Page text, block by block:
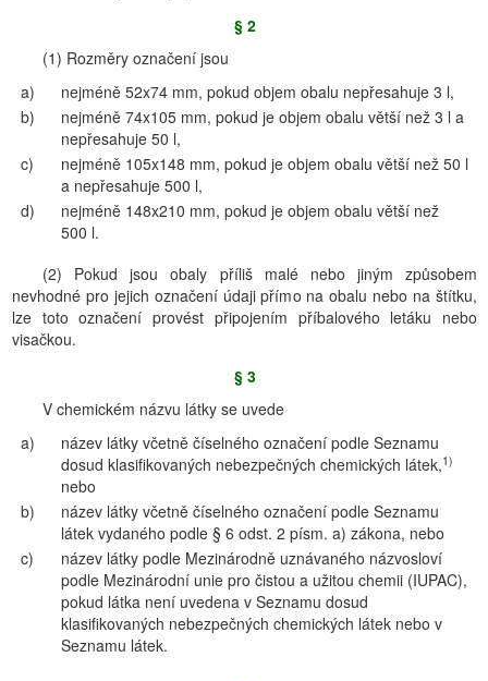
§ 2
(1) Rozměry označení jsou
a)
nejméně 52x74 mm, pokud objem obalu nepřesahuje 3 l,
b)
nejméně 74x105 mm, pokud je objem obalu větší než 3 l a
nepřesahuje 50 l,
c)
nejméně 105x148 mm, pokud je objem obalu větší než 50 l
a nepřesahuje 500 l,
d)
nejméně 148x210 mm, pokud je objem obalu větší než
500 l.
(2) Pokud jsou obaly příliš malé nebo jiným způsobem
nevhodné pro jejich označení údaji přímo na obalu nebo na štítku,
lze toto označení provést připojením příbalového letáku nebo
visačkou.
§ 3
V chemickém názvu látky se uvede
a)
název látky včetně číselného označení podle Seznamu
dosud klasifikovaných nebezpečných chemických látek,1)
nebo
b)
název látky včetně číselného označení podle Seznamu
látek vydaného podle § 6 odst. 2 písm. a) zákona, nebo
c)
název látky podle Mezinárodně uznávaného názvosloví
podle Mezinárodní unie pro čistou a užitou chemii (IUPAC),
pokud látka není uvedena v Seznamu dosud
klasifikovaných nebezpečných chemických látek nebo v
Seznamu látek.